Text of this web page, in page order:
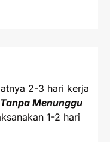
2-3 hari kerja
Menunggu
1-2 hari